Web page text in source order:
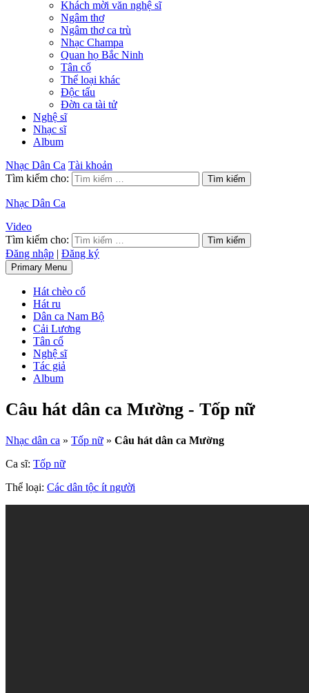
Khách mời văn nghệ sĩ
Ngâm thơ
Ngâm thơ ca trù
Nhạc Champa
Quan họ Bắc Ninh
Tân cổ
Thể loại khác
Độc tấu
Đờn ca tài tử
Nghệ sĩ
Nhạc sĩ
Album
Nhạc Dân Ca Tài khoản
Tìm kiếm cho:
Nhạc Dân Ca
Video
Tìm kiếm cho:
Đăng nhập | Đăng ký
Primary Menu
Hát chèo cổ
Hát ru
Dân ca Nam Bộ
Cải Lương
Tân cổ
Nghệ sĩ
Tác giả
Album
Câu hát dân ca Mường - Tốp nữ
Nhạc dân ca » Tốp nữ » Câu hát dân ca Mường
Ca sĩ: Tốp nữ
Thể loại: Các dân tộc ít người